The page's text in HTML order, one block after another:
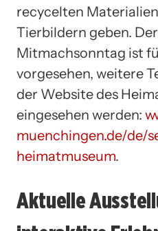
recycelten
Tierbildern geben.
Mitmachsonntag ist
vorgesehen, weitere
der Website des
eingesehen werden:
muenchingen.de/de/
heimatmuseum.
Aktuelle